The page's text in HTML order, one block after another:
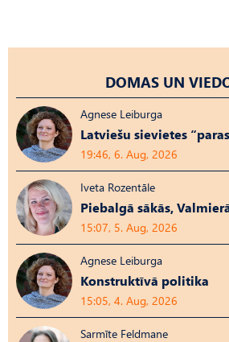
DOMAS UN
Agnese Leiburga
Latviešu sievietes
19:46, 6. Aug, 2026
Iveta Rozentāle
Piebalgā sākās,
15:07, 5. Aug, 2026
Agnese Leiburga
Konstruktīvā politika
15:05, 4. Aug, 2026
Sarmīte Feldmane